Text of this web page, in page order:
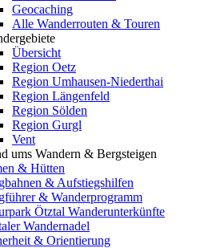
Geocaching
Alle Wanderrouten & Touren
Übersicht
Region Oetz
Region Umhausen-Niederthai
Region Längenfeld
Region Sölden
Region Gurgl
Vent
ums Wandern & Bergsteigen
& Hütten
& Aufstiegshilfen
& Wanderprogramm
Ötztal Wanderunterkünfte
Wandernadel
& Orientierung